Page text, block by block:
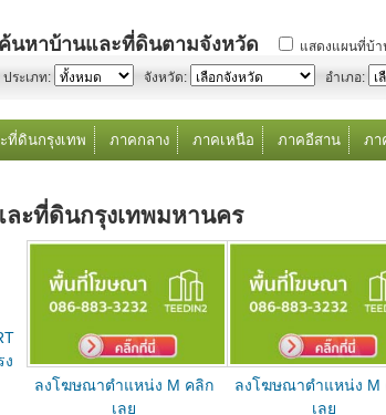
ค้นหาบ้านและที่ดินตามจังหวัด
แสดงแผนที่บ้
ประเภท:
จังหวัด: อำเภอ:
ที่ดินกรุงเทพ ภาคกลาง ภาคเหนือ ภาคอีสาน ภา
ะที่ดินกรุงเทพมหานคร
ง
ลงโฆษณาตำแหน่ง M คลิก
เลย
ลงโฆษณาตำแหน่ง M
เลย